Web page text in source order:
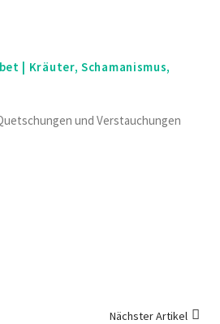
| Kräuter, Schamanismus,
und Verstauchungen
Nächster Artikel